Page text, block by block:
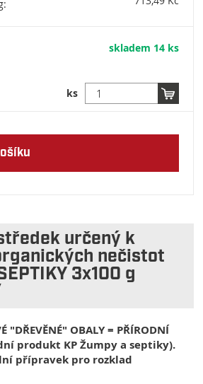
skladem 14 ks
ks
určený k
nečistot
3x100 g
"DŘEVĚNÉ" OBALY = PŘÍRODNÍ
produkt KP Žumpy a septiky).
přípravek pro rozklad